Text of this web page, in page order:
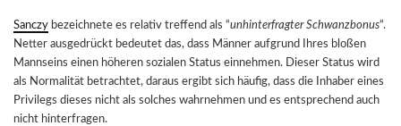
Sanczy bezeichnete es relativ treffend als “unhinterfragter Schwanzbonus“.
Netter ausgedrückt bedeutet das, dass Männer aufgrund Ihres bloßen
Mannseins einen höheren sozialen Status einnehmen. Dieser Status wird
als Normalität betrachtet, daraus ergibt sich häufig, dass die Inhaber eines
Privilegs dieses nicht als solches wahrnehmen und es entsprechend auch
nicht hinterfragen.